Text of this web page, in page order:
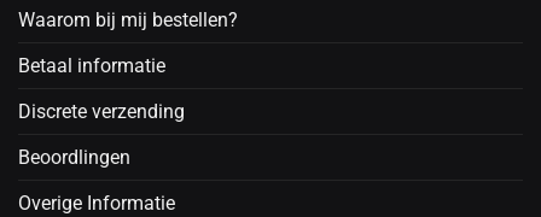
Waarom bij mij bestellen?
Betaal informatie
Discrete verzending
Beoordlingen
Overige Informatie